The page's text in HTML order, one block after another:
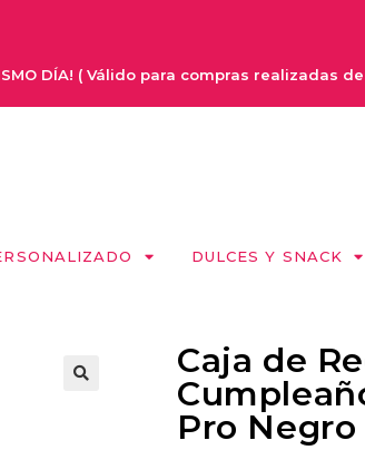
DÍA! ( Válido para compras realizadas de
DULCES Y SNACK
Caja de
Pro